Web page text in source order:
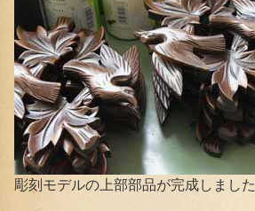
彫刻モデルの上部部品が完成しました